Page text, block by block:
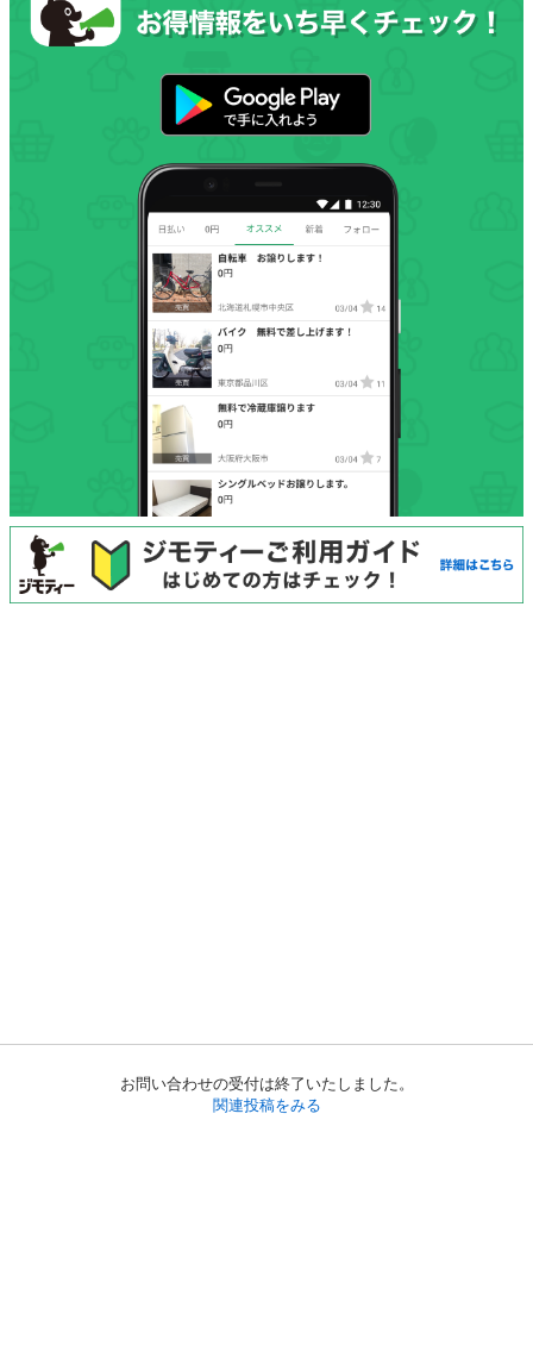
お問い合わせの受付は終了いたしました。
関連投稿をみる